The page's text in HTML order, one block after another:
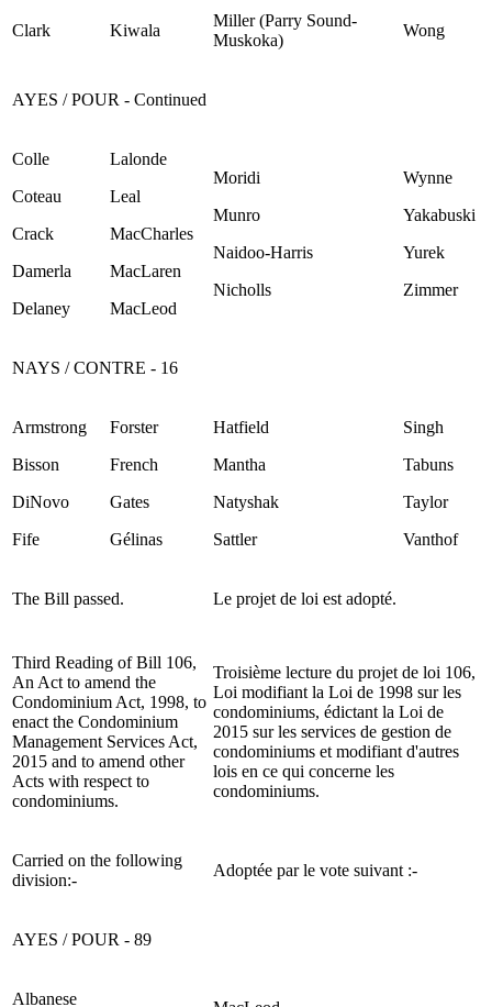
Clark
Kiwala
Miller (Parry Sound-
Muskoka)
Wong
AYES / POUR - Continued
Colle
Coteau
Crack
Damerla
Delaney
Lalonde
Leal
MacCharles
MacLaren
MacLeod
Moridi
Munro
Naidoo-Harris
Nicholls
Wynne
Yakabuski
Yurek
Zimmer
NAYS / CONTRE - 16
Armstrong
Bisson
DiNovo
Fife
Forster
French
Gates
Gélinas
Hatfield
Mantha
Natyshak
Sattler
Singh
Tabuns
Taylor
Vanthof
The Bill passed. Le projet de loi est adopté.
Third Reading of Bill 106,
An Act to amend the
Condominium Act, 1998, to
enact the Condominium
Management Services Act,
2015 and to amend other
Acts with respect to
condominiums.
Troisième lecture du projet de loi 106,
Loi modifiant la Loi de 1998 sur les
condominiums, édictant la Loi de
2015 sur les services de gestion de
condominiums et modifiant d'autres
lois en ce qui concerne les
condominiums.
Carried on the following
division:-
Adoptée par le vote suivant :-
AYES / POUR - 89
Albanese